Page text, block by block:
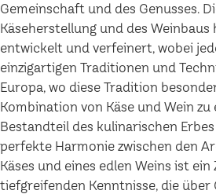
Gemeinschaft und des Genusses.
Käseherstellung und des
entwickelt und verfeinert, wobei
einzigartigen Traditionen und
Europa, wo diese Tradition
Kombination von Käse und Wein zu
Bestandteil des kulinarischen
perfekte Harmonie zwischen den
Käses und eines edlen Weins ist
tiefgreifenden Kenntnisse, die über